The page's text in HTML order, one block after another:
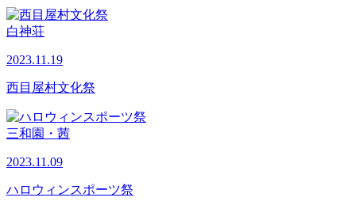
白神荘
2023.11.19
西目屋村文化祭
三和園・茜
2023.11.09
ハロウィンスポーツ祭